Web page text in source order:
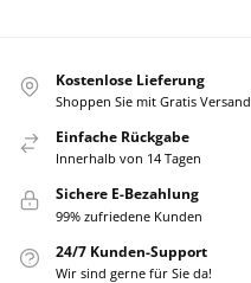
Kostenlose Lieferung
Shoppen Sie mit Gratis Versand
Einfache Rückgabe
Innerhalb von 14 Tagen
Sichere E-Bezahlung
99% zufriedene Kunden
24/7 Kunden-Support
Wir sind gerne für Sie da!